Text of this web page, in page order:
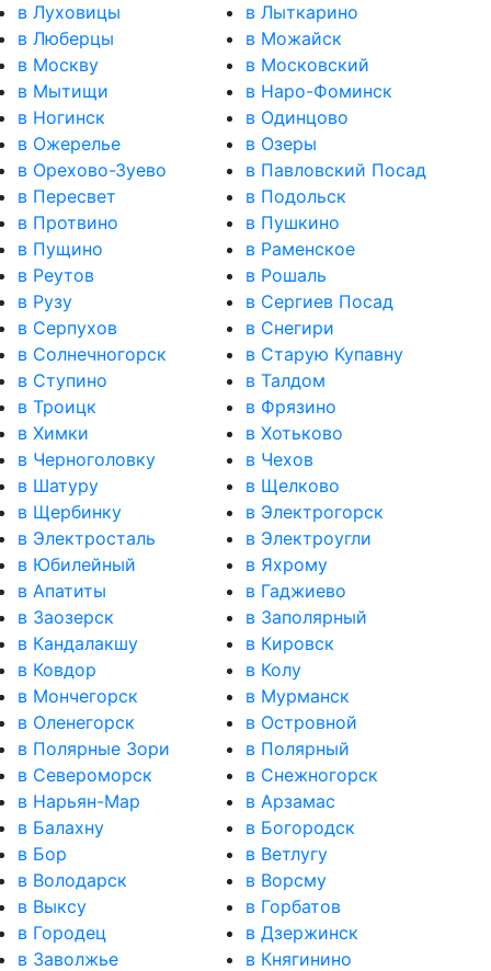
в Луховицы
в Лыткарино
в Люберцы
в Можайск
в Москву
в Московский
в Мытищи
в Наро-Фоминск
в Ногинск
в Одинцово
в Ожерелье
в Озеры
в Орехово-Зуево
в Павловский Посад
в Пересвет
в Подольск
в Протвино
в Пушкино
в Пущино
в Раменское
в Реутов
в Рошаль
в Рузу
в Сергиев Посад
в Серпухов
в Снегири
в Солнечногорск
в Старую Купавну
в Ступино
в Талдом
в Троицк
в Фрязино
в Химки
в Хотьково
в Черноголовку
в Чехов
в Шатуру
в Щелково
в Щербинку
в Электрогорск
в Электросталь
в Электроугли
в Юбилейный
в Яхрому
в Апатиты
в Гаджиево
в Заозерск
в Заполярный
в Кандалакшу
в Кировск
в Ковдор
в Колу
в Мончегорск
в Мурманск
в Оленегорск
в Островной
в Полярные Зори
в Полярный
в Североморск
в Снежногорск
в Нарьян-Мар
в Арзамас
в Балахну
в Богородск
в Бор
в Ветлугу
в Володарск
в Ворсму
в Выксу
в Горбатов
в Городец
в Дзержинск
в Заволжье
в Княгинино